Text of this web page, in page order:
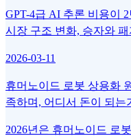
GPT-4급 AI 추론 비용이
시장 구조 변화, 승자와
2026-03-11
휴머노이드 로봇 상용화
족하며, 어디서 돈이 되는
2026년은 휴머노이드 로